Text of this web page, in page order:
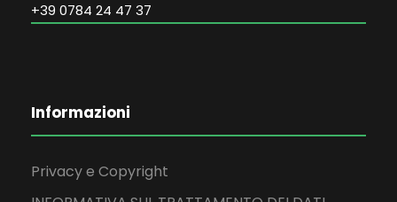
+39 0784 24 47 37
Informazioni
Privacy e Copyright